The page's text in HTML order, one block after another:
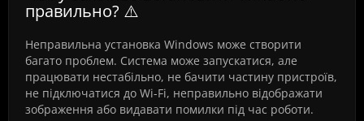
правильно? ⚠️
Неправильна установка Windows може створити
багато проблем. Система може запускатися, але
працювати нестабільно, не бачити частину пристроїв,
не підключатися до Wi-Fi, неправильно відображати
зображення або видавати помилки під час роботи.